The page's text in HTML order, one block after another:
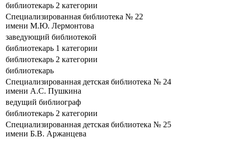
библиотекарь 2 категории
Специализированная библиотека № 22
имени М.Ю. Лермонтова
заведующий библиотекой
библиотекарь 1 категории
библиотекарь 2 категории
библиотекарь
Специализированная детская библиотека № 24
имени А.С. Пушкина
ведущий библиограф
библиотекарь 2 категории
Специализированная детская библиотека № 25
имени Б.В. Аржанцева